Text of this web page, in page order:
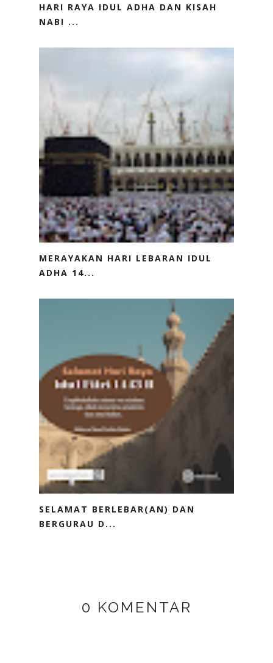
HARI RAYA IDUL ADHA DAN KISAH
NABI ...
MERAYAKAN HARI LEBARAN IDUL
ADHA 14...
SELAMAT BERLEBAR(AN) DAN
BERGURAU D...
0 KOMENTAR